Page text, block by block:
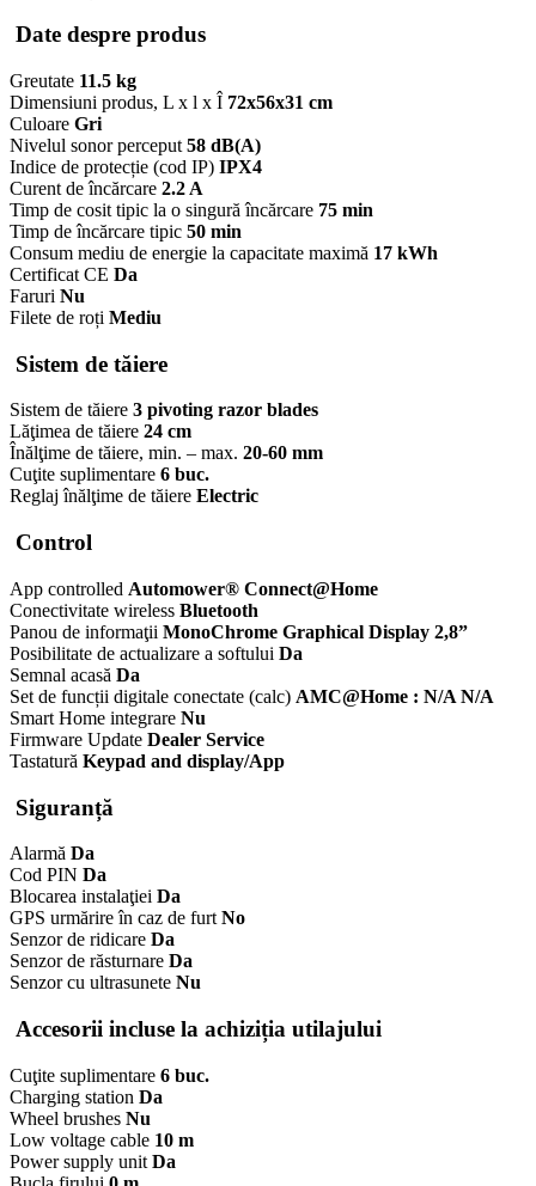
Date despre produs
Greutate 11.5 kg
Dimensiuni produs, L x l x Î 72x56x31 cm
Culoare Gri
Nivelul sonor perceput 58 dB(A)
Indice de protecție (cod IP) IPX4
Curent de încărcare 2.2 A
Timp de cosit tipic la o singură încărcare 75 min
Timp de încărcare tipic 50 min
Consum mediu de energie la capacitate maximă 17 kWh
Certificat CE Da
Faruri Nu
Filete de roți Mediu
Sistem de tăiere
Sistem de tăiere 3 pivoting razor blades
Lăţimea de tăiere 24 cm
Înălţime de tăiere, min. – max. 20-60 mm
Cuţite suplimentare 6 buc.
Reglaj înălţime de tăiere Electric
Control
App controlled Automower® Connect@Home
Conectivitate wireless Bluetooth
Panou de informaţii MonoChrome Graphical Display 2,8”
Posibilitate de actualizare a softului Da
Semnal acasă Da
Set de funcții digitale conectate (calc) AMC@Home : N/A N/A
Smart Home integrare Nu
Firmware Update Dealer Service
Tastatură Keypad and display/App
Siguranță
Alarmă Da
Cod PIN Da
Blocarea instalaţiei Da
GPS urmărire în caz de furt No
Senzor de ridicare Da
Senzor de răsturnare Da
Senzor cu ultrasunete Nu
Accesorii incluse la achiziția utilajului
Cuţite suplimentare 6 buc.
Charging station Da
Wheel brushes Nu
Low voltage cable 10 m
Power supply unit Da